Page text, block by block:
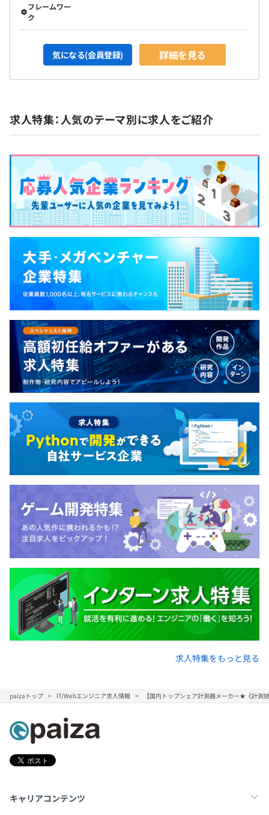
フレームワー
ク
気になる(会員登録) 詳細を見る
求人特集：人気のテーマ別に求人をご紹介
求人特集をもっと見る
paizaトップ IT/Webエンジニア求人情報 【国内トップシェア計測器メーカー★《計
キャリアコンテンツ